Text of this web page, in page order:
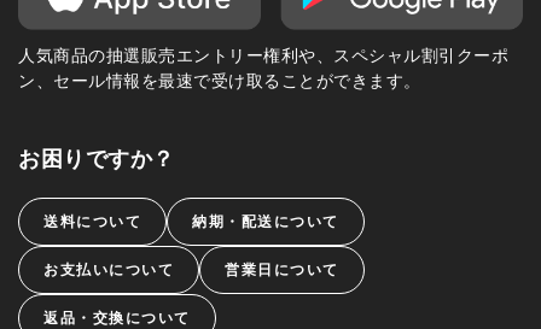
人気商品の抽選販売エントリー権利や、スペシャル割引クーポ
ン、セール情報を最速で受け取ることができます。
お困りですか？
送料について 納期・配送について
お支払いについて 営業日について
返品・交換について